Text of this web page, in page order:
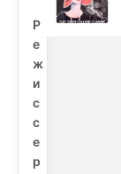
Р
е
ж
и
с
с
е
р